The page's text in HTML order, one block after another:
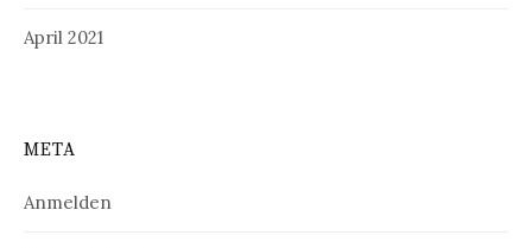
April 2021
META
Anmelden